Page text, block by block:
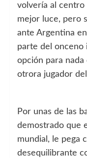
volvería al centro
mejor luce, pero
ante Argentina
parte del onceno
opción para nada
otrora jugador
Por unas de las
demostrado que
mundial, le pega
desequilibrante